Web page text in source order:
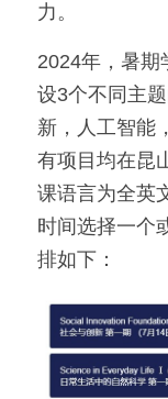
法语学习
力。
2024年，暑期
设3个不同主
新，人工智能
有项目均在昆
课语言为全英
时间选择一个
排如下：